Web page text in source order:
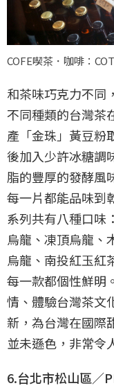
COFE喫茶．咖啡：
和茶味巧克力不同
不同種類的台灣茶
產「金珠」黃豆粉
後加入少許冰糖調
脂的豐厚的發酵風
每一片都能品味到
系列共有八種口味
烏龍、凍頂烏龍、
烏龍、南投紅玉紅
每一款都個性鮮明
情、體驗台灣茶文
新，為台灣在國際
並未遜色，非常令
6.台北市松山區／